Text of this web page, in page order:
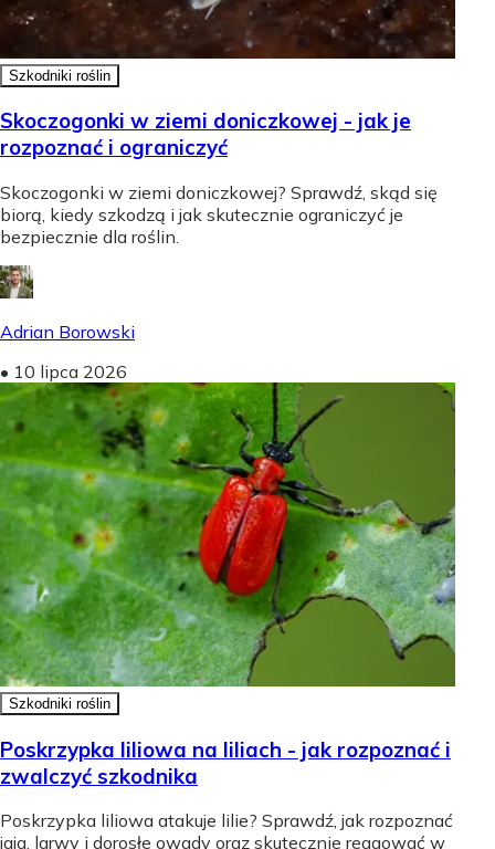
Szkodniki roślin
Skoczogonki w ziemi doniczkowej - jak je
rozpoznać i ograniczyć
Skoczogonki w ziemi doniczkowej? Sprawdź, skąd się
biorą, kiedy szkodzą i jak skutecznie ograniczyć je
bezpiecznie dla roślin.
Adrian Borowski
• 10 lipca 2026
Szkodniki roślin
Poskrzypka liliowa na liliach - jak rozpoznać i
zwalczyć szkodnika
Poskrzypka liliowa atakuje lilie? Sprawdź, jak rozpoznać
jaja, larwy i dorosłe owady oraz skutecznie reagować w